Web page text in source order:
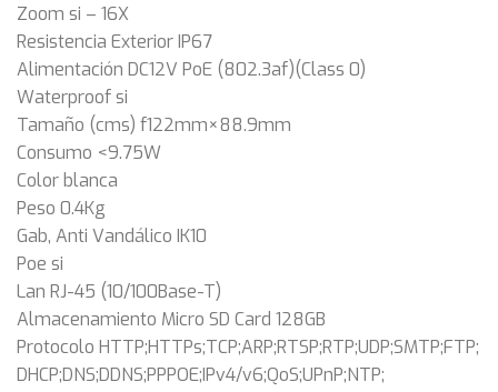
Zoom si – 16X
Resistencia Exterior IP67
Alimentación DC12V PoE (802.3af)(Class 0)
Waterproof si
Tamaño (cms) f122mm×88.9mm
Consumo <9.75W
Color blanca
Peso 0.4Kg
Gab, Anti Vandálico IK10
Poe si
Lan RJ-45 (10/100Base-T)
Almacenamiento Micro SD Card 128GB
Protocolo HTTP;HTTPs;TCP;ARP;RTSP;RTP;UDP;SMTP;FTP;
DHCP;DNS;DDNS;PPPOE;IPv4/v6;QoS;UPnP;NTP;